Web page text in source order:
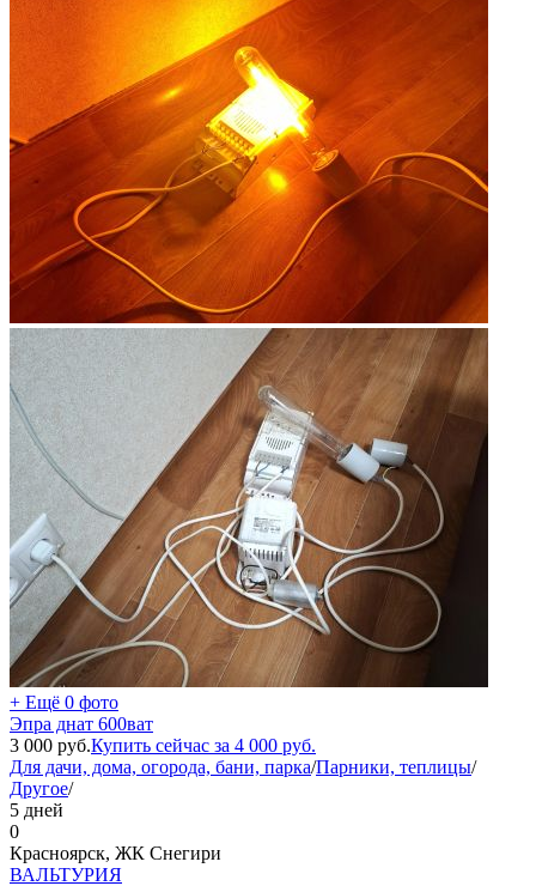
+ Ещё 0 фото
Эпра днат 600ват
3 000 руб.Купить сейчас за 4 000 руб.
Для дачи, дома, огорода, бани, парка/Парники, теплицы/
Другое/
5 дней
0
Красноярск, ЖК Снегири
ВАЛЬТУРИЯ